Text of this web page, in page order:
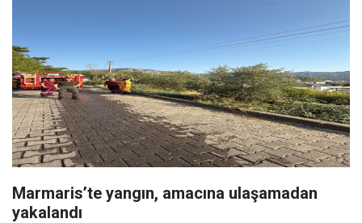
Marmaris’te yangın, amacına ulaşamadan
yakalandı